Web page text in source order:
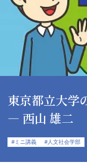
東京都立大学
― 西山 雄二
#ミニ講義 #人文社会学部